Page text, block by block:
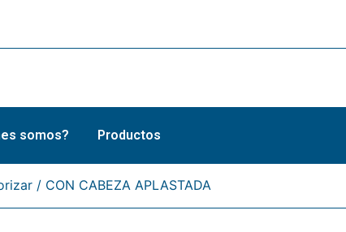
somos? Productos
/ CON CABEZA APLASTADA